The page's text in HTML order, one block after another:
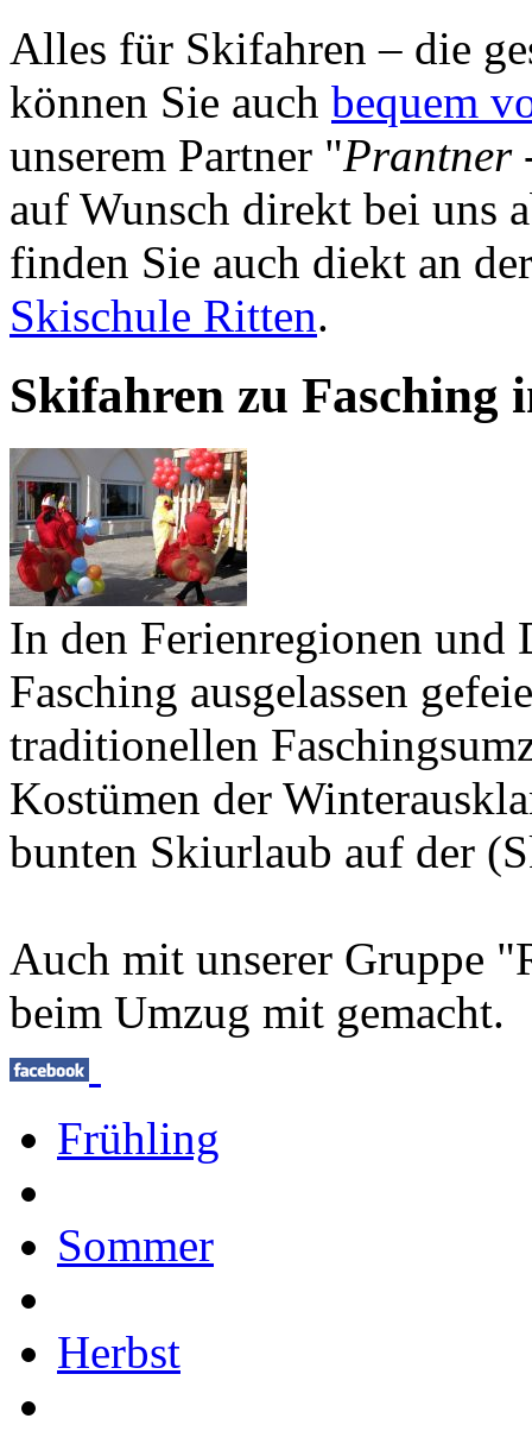
Alles für Skifahren – die
können Sie auch bequem
unserem Partner "Prantner
auf Wunsch direkt bei uns
finden Sie auch diekt an
Skischule Ritten.
Skifahren zu
In den Ferienregionen
Fasching ausgelassen
traditionellen
Kostümen der
bunten Skiurlaub auf der
Auch mit unserer Gruppe
beim Umzug mit gemacht.
Frühling
Sommer
Herbst